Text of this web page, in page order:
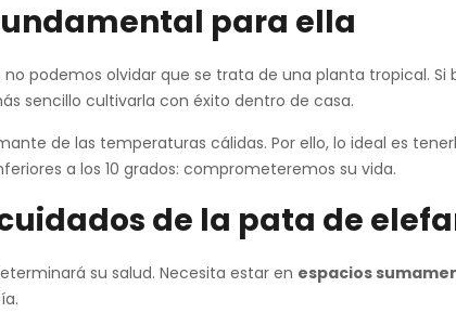
para ella
podemos olvidar que se trata de una planta tropical.
sencillo cultivarla con éxito dentro de casa.
de las temperaturas cálidas. Por ello, lo ideal es
a los 10 grados: comprometeremos su vida.
de la pata de
su salud. Necesita estar en espacios